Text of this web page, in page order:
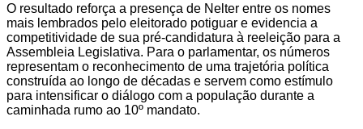
O resultado reforça a presença de Nelter entre os nomes
mais lembrados pelo eleitorado potiguar e evidencia a
competitividade de sua pré-candidatura à reeleição para a
Assembleia Legislativa. Para o parlamentar, os números
representam o reconhecimento de uma trajetória política
construída ao longo de décadas e servem como estímulo
para intensificar o diálogo com a população durante a
caminhada rumo ao 10º mandato.